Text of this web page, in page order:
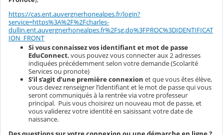
https://cas.ent.auvergnerhonealpes.fr/login?
service=https%3A%2F%2Fcharles-
dullin.ent.auvergnerhonealpes.fr%2Fsg.do%3FPROC%3DIDENTIFICAT
ION_FRONT
Si vous connaissez vos identifiant et mot de passe
EduConnect, vous pouvez vous connecter aux 2 adresses
indiquées précédemment selon votre demande (Scolarité
Services ou pronote)
S’il s’agit d’une première connexion et que vous êtes élève,
vous devez renseigner l’identifiant et le mot de passe qui vous
seront communiqués à la rentrée via votre professeur
principal. Puis vous choisirez un nouveau mot de passe, et
vous validerez votre identité en saisissant votre date de
naissance.